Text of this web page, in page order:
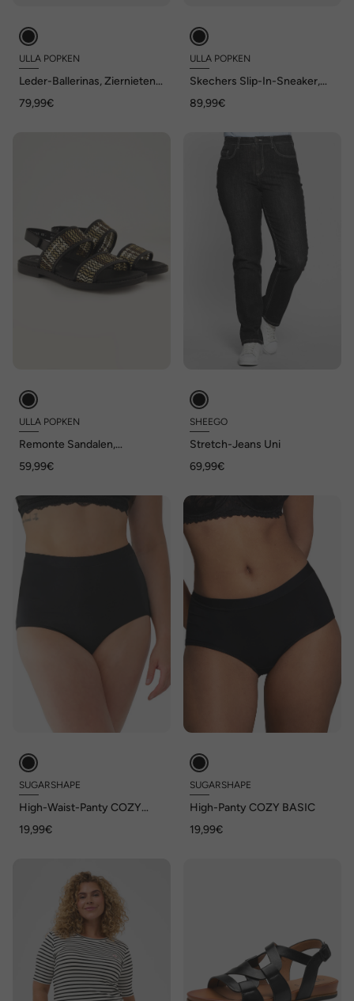
ULLA POPKEN
Leder-Ballerinas, Ziernieten,
79,99€
ULLA POPKEN
Skechers Slip-In-Sneaker,
Komfortweite, vegan
89,99€
ULLA POPKEN
Remonte Sandalen,
1/2
59,99€
SHEEGO
Stretch-Jeans Uni
69,99€
SUGARSHAPE
High-Waist-Panty COZY
19,99€
SUGARSHAPE
High-Panty COZY BASIC
19,99€